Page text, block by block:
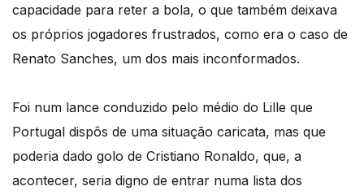
capacidade para reter a bola, o que também deixava
os próprios jogadores frustrados, como era o caso de
Renato Sanches, um dos mais inconformados.
Foi num lance conduzido pelo médio do Lille que
Portugal dispôs de uma situação caricata, mas que
poderia dado golo de Cristiano Ronaldo, que, a
acontecer, seria digno de entrar numa lista dos